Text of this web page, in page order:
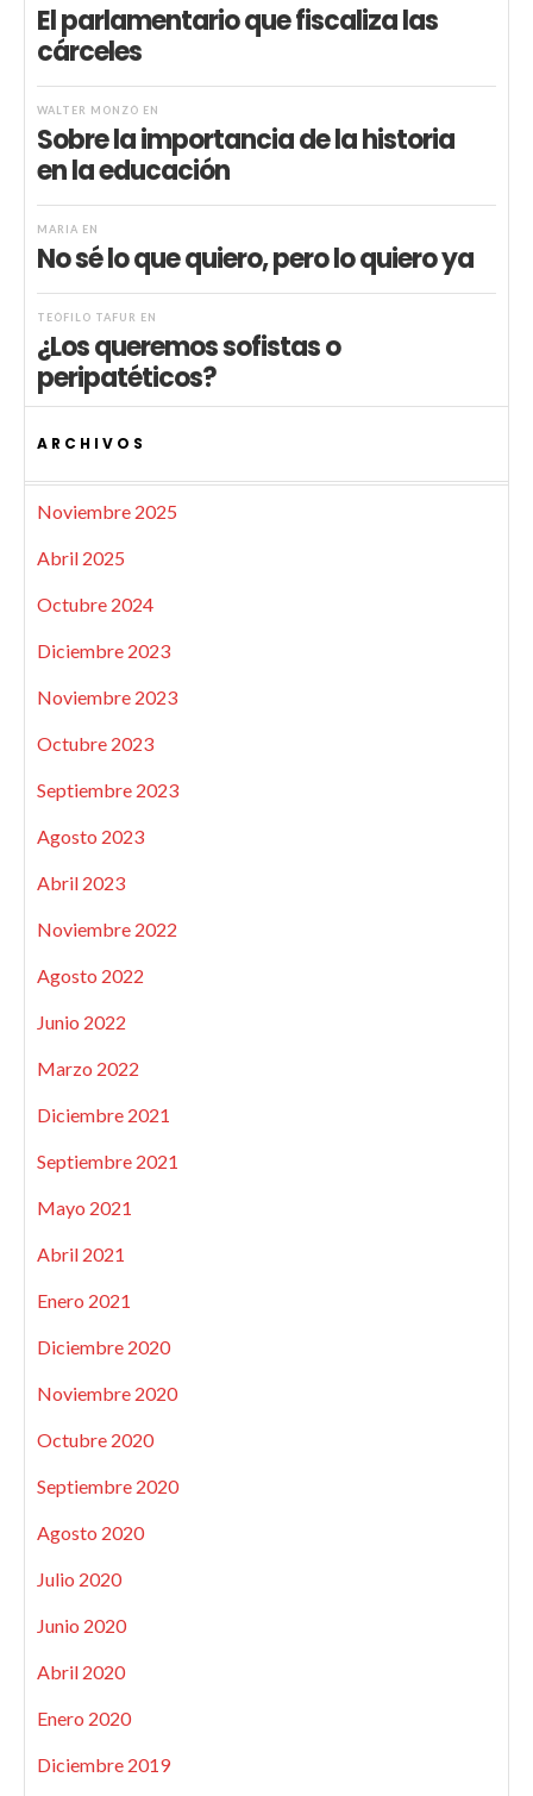
El parlamentario que fiscaliza las
cárceles
WALTER MONZÓ EN
Sobre la importancia de la historia
en la educación
MARIA EN
No sé lo que quiero, pero lo quiero ya
TEÓFILO TAFUR EN
¿Los queremos sofistas o
peripatéticos?
ARCHIVOS
Noviembre 2025
Abril 2025
Octubre 2024
Diciembre 2023
Noviembre 2023
Octubre 2023
Septiembre 2023
Agosto 2023
Abril 2023
Noviembre 2022
Agosto 2022
Junio 2022
Marzo 2022
Diciembre 2021
Septiembre 2021
Mayo 2021
Abril 2021
Enero 2021
Diciembre 2020
Noviembre 2020
Octubre 2020
Septiembre 2020
Agosto 2020
Julio 2020
Junio 2020
Abril 2020
Enero 2020
Diciembre 2019